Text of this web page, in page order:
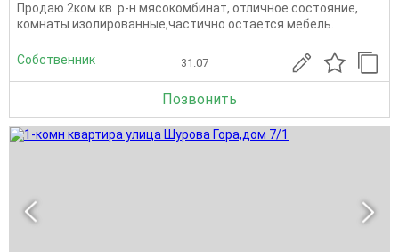
Продаю 2ком.кв. р-н мясокомбинат, отличное состояние,
комнаты изолированные,частично остается мебель.
Собственник 31.07
Позвонить